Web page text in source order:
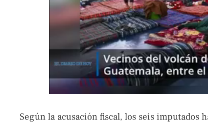
Según la acusación fiscal, los seis